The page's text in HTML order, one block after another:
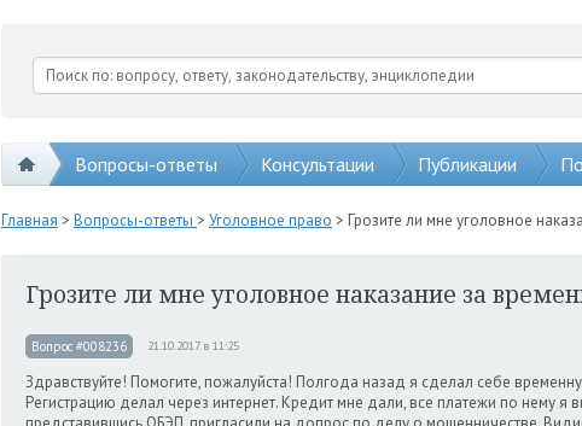
Вопросы-ответы Консультации Публикации
Главная > Вопросы-ответы > Уголовное право > Грозите ли мне уголовное
Грозите ли мне уголовное наказание за
Вопрос #008236 21.10.2017 в 11:25
Здравствуйте! Помогите, пожалуйста! Полгода назад я сделал себе
Регистрацию делал через интернет. Кредит мне дали, все платежи по нему